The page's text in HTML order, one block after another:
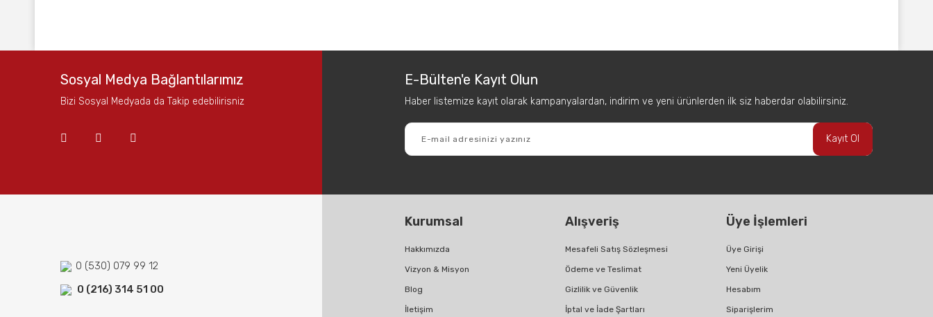
Yorum Yaz
Ürün açıklamasında eksik bilgiler bulunuyor.
Ürün fiyatı diğer sitelerden daha pahalı.
Sosyal Medya Bağlantılarımız
Bizi Sosyal Medyada da Takip edebilirisniz
E-Bülten'e Kayıt Olun
Haber listemize kayıt olarak kampanyalardan, indirim ve yeni ürünlerden ilk siz haberdar olabilirsiniz.
Kayıt Ol
0 (530) 079 99 12
0 (216) 314 51 00
Kurumsal
Hakkımızda
Vizyon & Misyon
Blog
İletişim
Alışveriş
Mesafeli Satış Sözleşmesi
Ödeme ve Teslimat
Gizlilik ve Güvenlik
İptal ve İade Şartları
Üye İşlemleri
Üye Girişi
Yeni Üyelik
Hesabım
Siparişlerim